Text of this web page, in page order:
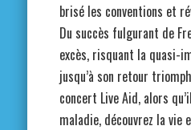
brisé les conventions et
Du succès fulgurant de
excès, risquant la quasi-
jusqu’à son retour
concert Live Aid, alors
maladie, découvrez la vie